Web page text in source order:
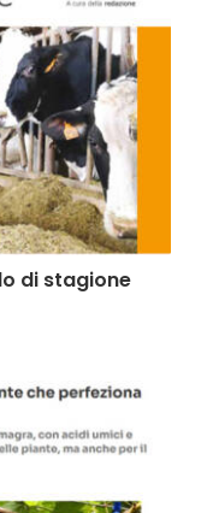
di stagione